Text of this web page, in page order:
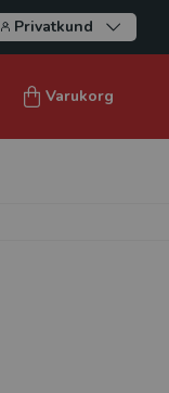
Privatkund
Varukorg